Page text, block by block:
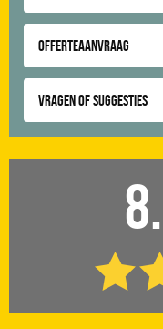
Offerteaanvraag
Vragen of suggesties